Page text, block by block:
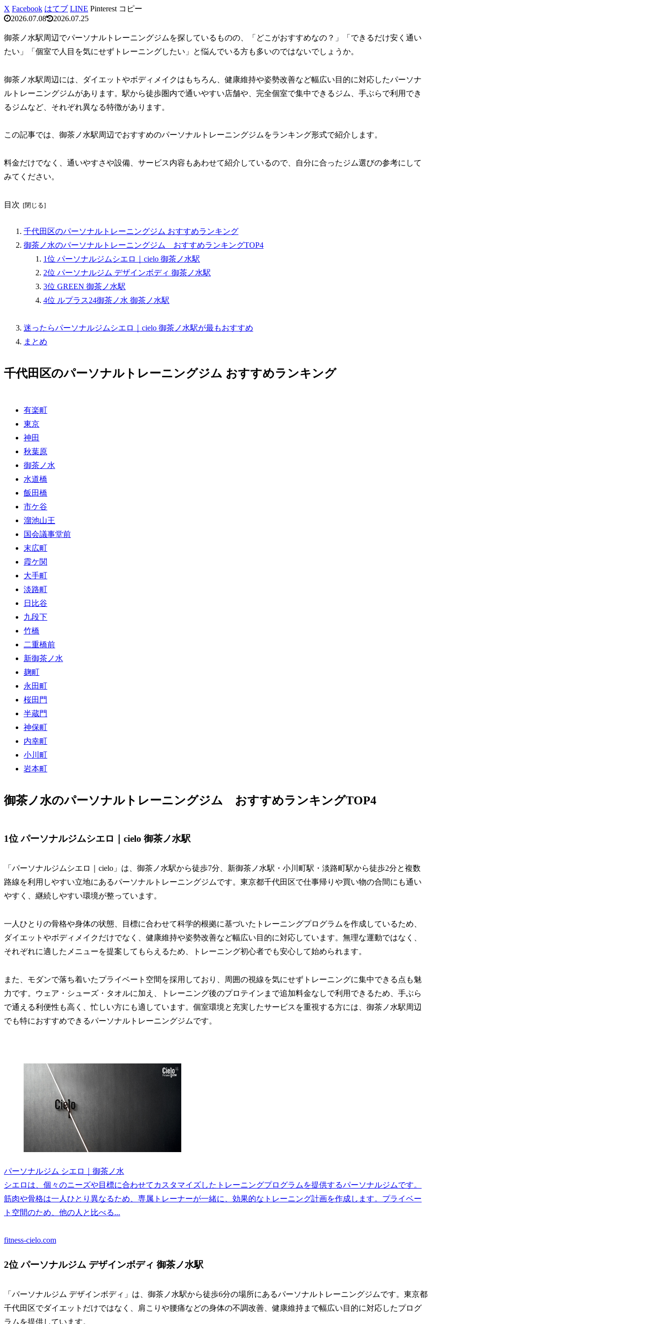
X Facebook はてブ LINE Pinterest コピー
2026.07.08
2026.07.25
御茶ノ水駅周辺でパーソナルトレーニングジムを探しているものの、「どこがおすすめなの？」「できるだけ安く通い
たい」「個室で人目を気にせずトレーニングしたい」と悩んでいる方も多いのではないでしょうか。
御茶ノ水駅周辺には、ダイエットやボディメイクはもちろん、健康維持や姿勢改善など幅広い目的に対応したパーソナ
ルトレーニングジムがあります。駅から徒歩圏内で通いやすい店舗や、完全個室で集中できるジム、手ぶらで利用でき
るジムなど、それぞれ異なる特徴があります。
この記事では、御茶ノ水駅周辺でおすすめのパーソナルトレーニングジムをランキング形式で紹介します。
料金だけでなく、通いやすさや設備、サービス内容もあわせて紹介しているので、自分に合ったジム選びの参考にして
みてください。
目次
千代田区のパーソナルトレーニングジム おすすめランキング
御茶ノ水のパーソナルトレーニングジム おすすめランキングTOP4
1位 パーソナルジムシエロ｜cielo 御茶ノ水駅
2位 パーソナルジム デザインボディ 御茶ノ水駅
3位 GREEN 御茶ノ水駅
4位 ルプラス24御茶ノ水 御茶ノ水駅
迷ったらパーソナルジムシエロ｜cielo 御茶ノ水駅が最もおすすめ
まとめ
千代田区のパーソナルトレーニングジム おすすめランキング
有楽町
東京
神田
秋葉原
御茶ノ水
水道橋
飯田橋
市ケ谷
溜池山王
国会議事堂前
末広町
霞ケ関
大手町
淡路町
日比谷
九段下
竹橋
二重橋前
新御茶ノ水
麹町
永田町
桜田門
半蔵門
神保町
内幸町
小川町
岩本町
御茶ノ水のパーソナルトレーニングジム おすすめランキングTOP4
1位 パーソナルジムシエロ｜cielo 御茶ノ水駅
「パーソナルジムシエロ｜cielo」は、御茶ノ水駅から徒歩7分、新御茶ノ水駅・小川町駅・淡路町駅から徒歩2分と複数
路線を利用しやすい立地にあるパーソナルトレーニングジムです。東京都千代田区で仕事帰りや買い物の合間にも通い
やすく、継続しやすい環境が整っています。
一人ひとりの骨格や身体の状態、目標に合わせて科学的根拠に基づいたトレーニングプログラムを作成しているため、
ダイエットやボディメイクだけでなく、健康維持や姿勢改善など幅広い目的に対応しています。無理な運動ではなく、
それぞれに適したメニューを提案してもらえるため、トレーニング初心者でも安心して始められます。
また、モダンで落ち着いたプライベート空間を採用しており、周囲の視線を気にせずトレーニングに集中できる点も魅
力です。ウェア・シューズ・タオルに加え、トレーニング後のプロテインまで追加料金なしで利用できるため、手ぶら
で通える利便性も高く、忙しい方にも適しています。個室環境と充実したサービスを重視する方には、御茶ノ水駅周辺
でも特におすすめできるパーソナルトレーニングジムです。
パーソナルジム シエロ｜御茶ノ水
シエロは、個々のニーズや目標に合わせてカスタマイズしたトレーニングプログラムを提供するパーソナルジムです。
筋肉や骨格は一人ひとり異なるため、専属トレーナーが一緒に、効果的なトレーニング計画を作成します。プライベー
ト空間のため、他の人と比べる...
fitness-cielo.com
2位 パーソナルジム デザインボディ 御茶ノ水駅
「パーソナルジム デザインボディ」は、御茶ノ水駅から徒歩6分の場所にあるパーソナルトレーニングジムです。東京都
千代田区でダイエットだけではなく、肩こりや腰痛などの身体の不調改善、健康維持まで幅広い目的に対応したプログ
ラムを提供しています。